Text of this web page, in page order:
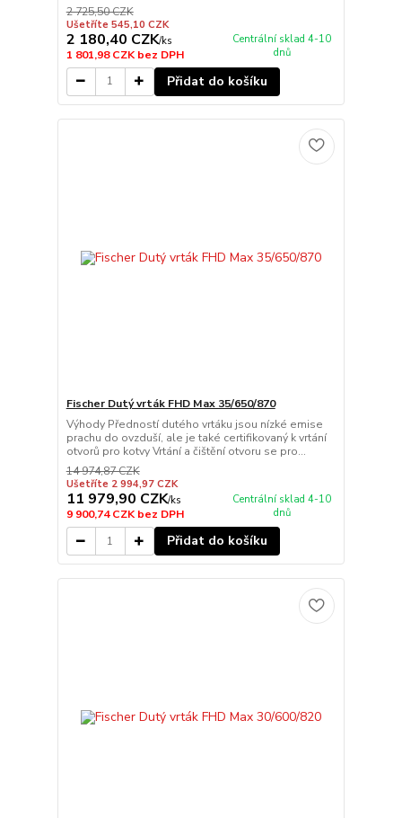
2 725,50 CZK
Ušetříte 545,10 CZK
2 180,40 CZK/ks
1 801,98 CZKbez DPH
Centrální sklad 4-10
dnů
Přidat do košíku
Fischer Dutý vrták FHD Max 35/650/870
Výhody Předností dutého vrtáku jsou nízké emise
prachu do ovzduší, ale je také certifikovaný k vrtání
otvorů pro kotvy Vrtání a čištění otvoru se pro...
14 974,87 CZK
Ušetříte 2 994,97 CZK
11 979,90 CZK/ks
9 900,74 CZKbez DPH
Centrální sklad 4-10
dnů
Přidat do košíku